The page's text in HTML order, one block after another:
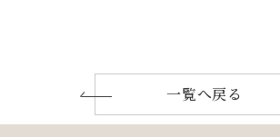
一覧へ戻る